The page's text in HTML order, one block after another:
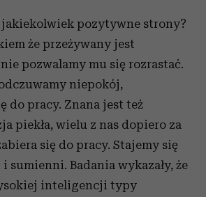
jakiekolwiek pozytywne strony?
że przeżywany jest
pozwalamy mu się rozrastać.
niepokój,
do pracy. Znana jest też
piekła, wielu z nas dopiero za
się do pracy. Stajemy się
sumienni. Badania wykazały, że
inteligencji typy